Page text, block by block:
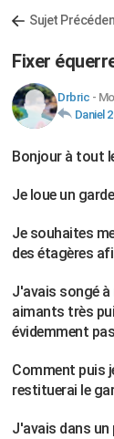
Sujet
Fixer
Drbric -
Daniel
Bonjour à tout
Je loue un
Je souhaites
des étagères
J'avais songé
aimants très
évidemment
Comment puis
restituerai le
J'avais dans un